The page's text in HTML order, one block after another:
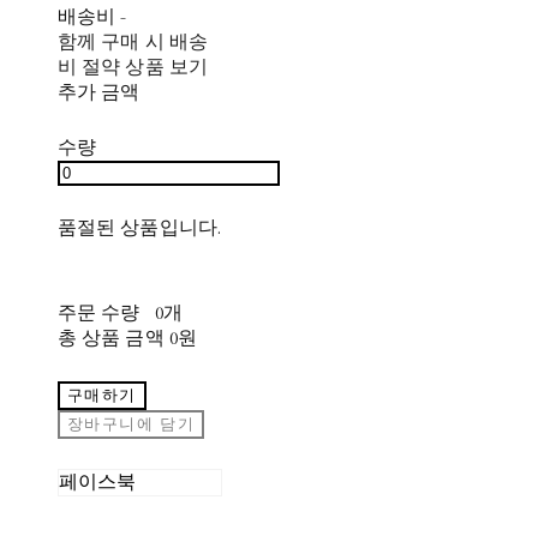
배송비-
함께 구매 시 배송
비 절약 상품 보기
추가 금액
수량
품절된 상품입니다.
주문 수량
0개
총 상품 금액 0원
구매하기
장바구니에 담기
페이스북